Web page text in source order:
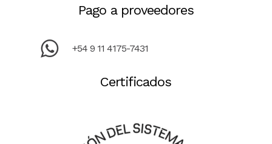
Pago a proveedores
+54 9 11 4175-7431
Certificados